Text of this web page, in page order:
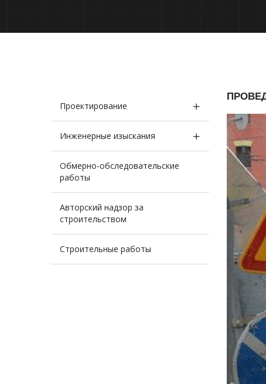
Проектирование
Инженерные изыскания
Обмерно-обследовательские
работы
Авторский надзор за
строительством
Строительные работы